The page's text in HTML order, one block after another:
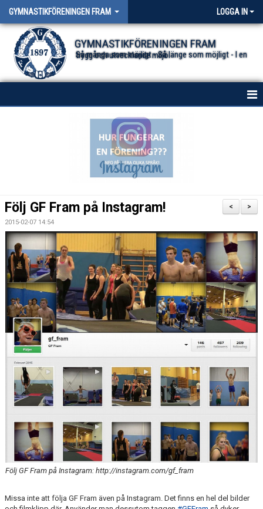
GYMNASTIKFÖRENINGEN FRAM LOGGA IN
GYMNASTIKFÖRENINGEN FRAM
Så många som möjligt - Så länge som möjligt - I en trygg och utvecklande miljö.
NYHETER FÖR ALLA TRUPPER
>
<
Följ GF Fram på Instagram!
2015-02-07 14:54
Följ GF Fram på Instagram: http://instagram.com/gf_fram
Missa inte att följa GF Fram även på Instagram. Det finns en hel del bilder